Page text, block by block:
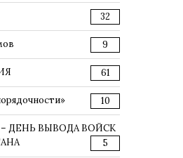
32
9
61
10
– ДЕНЬ ВЫВОДА ВОЙСК
5